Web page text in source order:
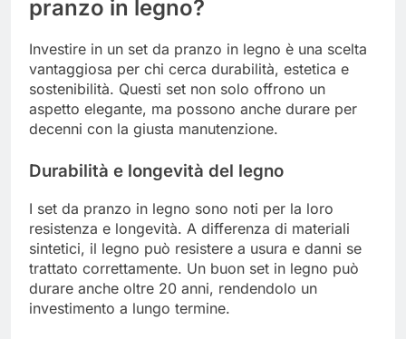
pranzo in legno?
Investire in un set da pranzo in legno è una scelta
vantaggiosa per chi cerca durabilità, estetica e
sostenibilità. Questi set non solo offrono un
aspetto elegante, ma possono anche durare per
decenni con la giusta manutenzione.
Durabilità e longevità del legno
I set da pranzo in legno sono noti per la loro
resistenza e longevità. A differenza di materiali
sintetici, il legno può resistere a usura e danni se
trattato correttamente. Un buon set in legno può
durare anche oltre 20 anni, rendendolo un
investimento a lungo termine.